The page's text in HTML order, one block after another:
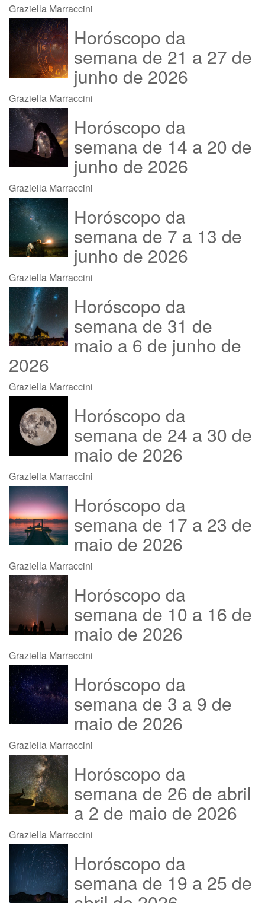
Graziella Marraccini
Horóscopo da
semana de 21 a 27 de
junho de 2026
Graziella Marraccini
Horóscopo da
semana de 14 a 20 de
junho de 2026
Graziella Marraccini
Horóscopo da
semana de 7 a 13 de
junho de 2026
Graziella Marraccini
Horóscopo da
semana de 31 de
maio a 6 de junho de
2026
Graziella Marraccini
Horóscopo da
semana de 24 a 30 de
maio de 2026
Graziella Marraccini
Horóscopo da
semana de 17 a 23 de
maio de 2026
Graziella Marraccini
Horóscopo da
semana de 10 a 16 de
maio de 2026
Graziella Marraccini
Horóscopo da
semana de 3 a 9 de
maio de 2026
Graziella Marraccini
Horóscopo da
semana de 26 de abril
a 2 de maio de 2026
Graziella Marraccini
Horóscopo da
semana de 19 a 25 de